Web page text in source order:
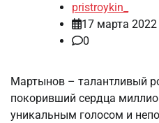
pristroykin_
17 марта 2022
0
Мартынов – талантливый
покоривший сердца
уникальным голосом и